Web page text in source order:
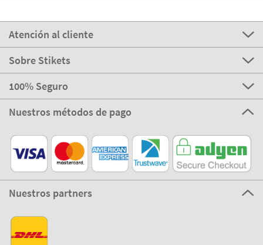
Atención al cliente
Sobre Stikets
100% Seguro
Nuestros métodos de pago
Nuestros partners